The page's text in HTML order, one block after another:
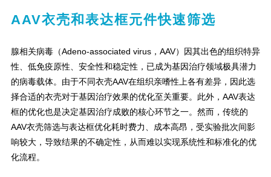
AAV衣壳和表达框元件快速筛选
腺相关病毒（Adeno-associated virus，AAV）因其出色的组织特异
性、低免疫原性、安全性和稳定性，已成为基因治疗领域极具潜力
的病毒载体。由于不同衣壳AAV在组织亲嗜性上各有差异，因此选
择合适的衣壳对于基因治疗效果的优化至关重要。此外，AAV表达
框的优化也是决定基因治疗成败的核心环节之一。然而，传统的
AAV衣壳筛选与表达框优化耗时费力、成本高昂，受实验批次间影
响较大，导致结果的不确定性，从而难以实现系统性和标准化的优
化流程。